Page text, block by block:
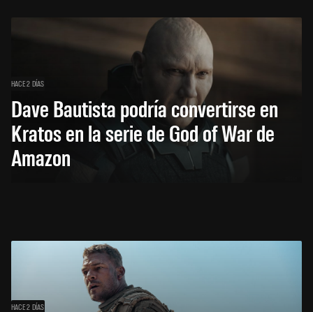
HACE 2 DÍAS
Dave Bautista podría convertirse en
Kratos en la serie de God of War de
Amazon
HACE 2 DÍAS